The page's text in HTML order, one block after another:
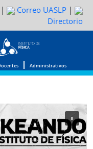
| Correo UASLP |
Directorio
Administrativos